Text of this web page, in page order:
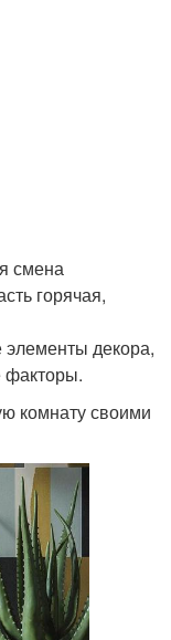
смена
горячая,
элементы декора,
факторы.
комнату своими